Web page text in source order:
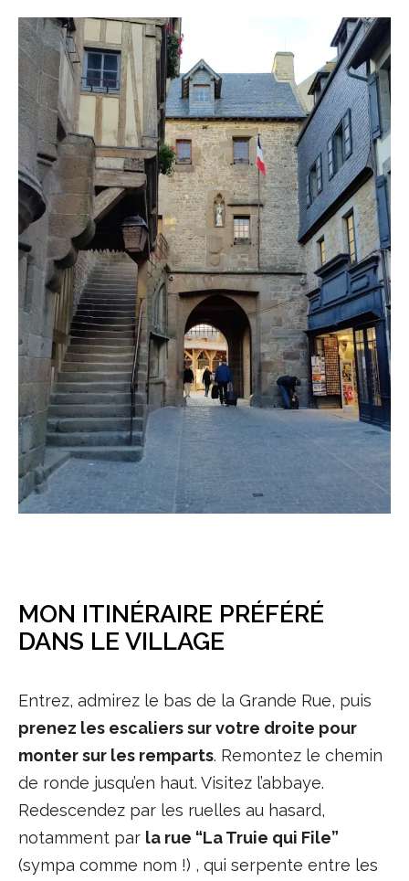
MON ITINÉRAIRE PRÉFÉRÉ
DANS LE VILLAGE
Entrez, admirez le bas de la Grande Rue, puis
prenez les escaliers sur votre droite pour
monter sur les remparts. Remontez le chemin
de ronde jusqu’en haut. Visitez l’abbaye.
Redescendez par les ruelles au hasard,
notamment par la rue “La Truie qui File”
(sympa comme nom !) , qui serpente entre les